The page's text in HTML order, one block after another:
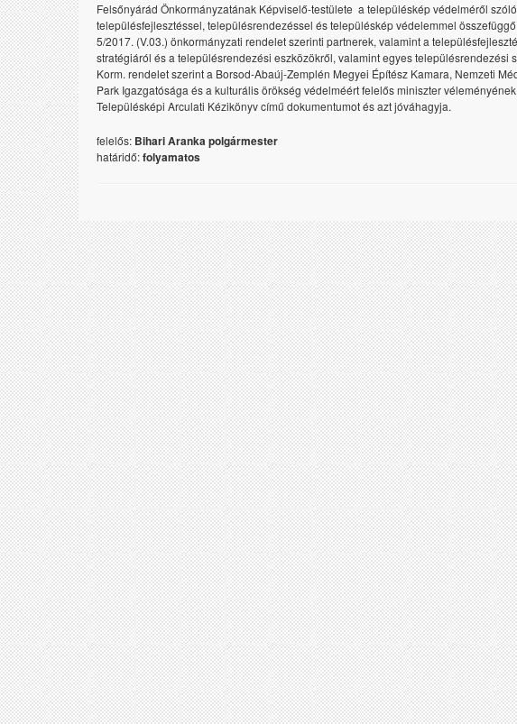
Felsőnyárád Önkormányzatának Képviselő-testülete  a településkép védelméről
településfejlesztéssel, településrendezéssel és településkép védelemmel
5/2017. (V.03.) önkormányzati rendelet szerinti partnerek, valamint a
stratégiáról és a településrendezési eszközökről, valamint egyes településrendezési
Korm. rendelet szerint a Borsod-Abaúj-Zemplén Megyei Építész Kamara, Nemzeti
Park Igazgatósága és a kulturális örökség védelméért felelős miniszter
Településképi Arculati Kézikönyv című dokumentumot és azt jóváhagyja.
felelős: Bihari Aranka polgármester
határidő:folyamatos